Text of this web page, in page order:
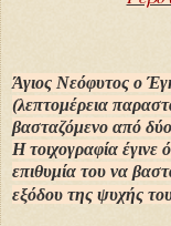
Άγιος Νεόφυτος ο
(λεπτομέρεια
βασταζόμενο από δύο
Η τοιχογραφία έγινε
επιθυμία του να
εξόδου της ψυχής